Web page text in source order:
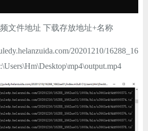
文件地址 下载存放地址+名称
20201210/16288_16